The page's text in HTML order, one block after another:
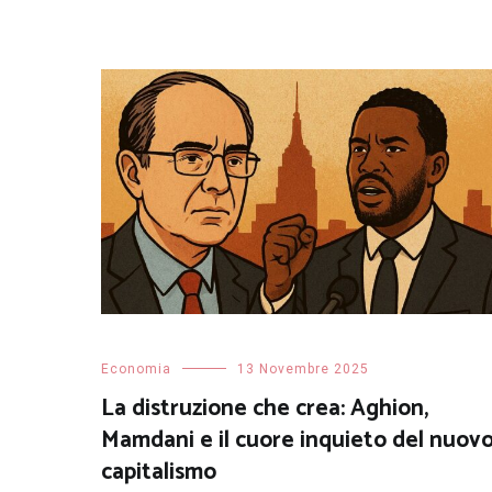
Economia 13 Novembre 2025
La distruzione che crea: Aghion,
Mamdani e il cuore inquieto del
capitalismo